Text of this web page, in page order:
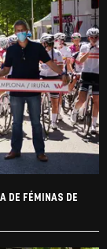
DE FÉMINAS DE